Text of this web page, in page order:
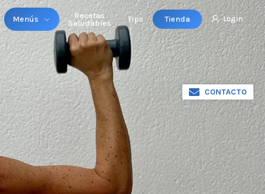
Menús Recetas
Saludables Tips Tienda Login
CONTACTO